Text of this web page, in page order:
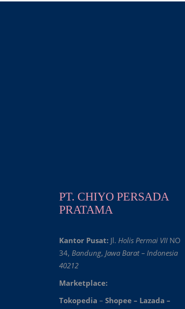
PT. CHIYO PERSADA
PRATAMA
Kantor Pusat: Jl. Holis Permai VII NO
34, Bandung, Jawa Barat – Indonesia
40212
Marketplace:
Tokopedia – Shopee – Lazada –